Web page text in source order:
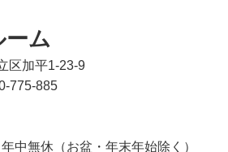
ーム
区加平1-23-9
775-885
中無休（お盆・年末年始除く）